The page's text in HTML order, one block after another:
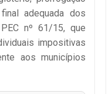
adequada dos
nº 61/15, que
impositivas
aos municípios